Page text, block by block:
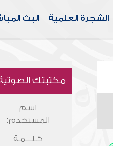
الشجرة العلمية البث
مكتبتك
اسم
المستخدم:
كـلـــمـة